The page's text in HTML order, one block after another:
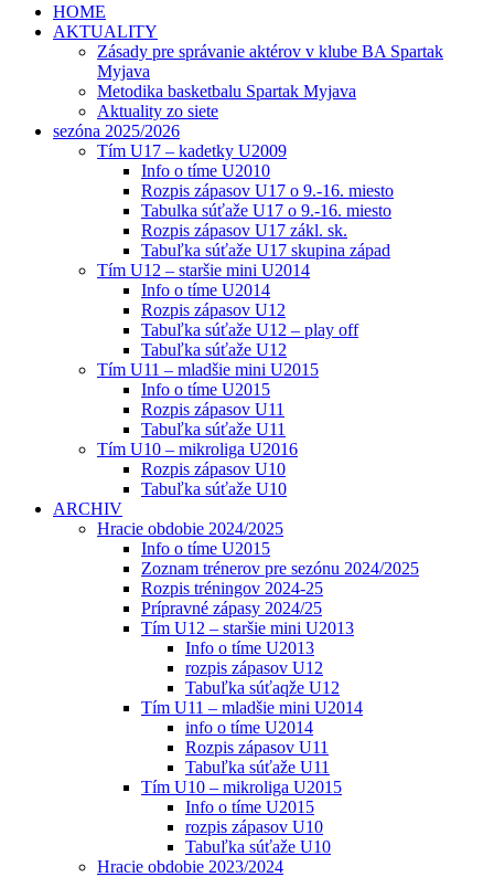
HOME
AKTUALITY
Zásady pre správanie aktérov v klube BA Spartak
Myjava
Metodika basketbalu Spartak Myjava
Aktuality zo siete
sezóna 2025/2026
Tím U17 – kadetky U2009
Info o tíme U2010
Rozpis zápasov U17 o 9.-16. miesto
Tabulka súťaže U17 o 9.-16. miesto
Rozpis zápasov U17 zákl. sk.
Tabuľka súťaže U17 skupina západ
Tím U12 – staršie mini U2014
Info o tíme U2014
Rozpis zápasov U12
Tabuľka súťaže U12 – play off
Tabuľka súťaže U12
Tím U11 – mladšie mini U2015
Info o tíme U2015
Rozpis zápasov U11
Tabuľka súťaže U11
Tím U10 – mikroliga U2016
Rozpis zápasov U10
Tabuľka súťaže U10
ARCHIV
Hracie obdobie 2024/2025
Info o tíme U2015
Zoznam trénerov pre sezónu 2024/2025
Rozpis tréningov 2024-25
Prípravné zápasy 2024/25
Tím U12 – staršie mini U2013
Info o tíme U2013
rozpis zápasov U12
Tabuľka súťaqže U12
Tím U11 – mladšie mini U2014
info o tíme U2014
Rozpis zápasov U11
Tabuľka súťaže U11
Tím U10 – mikroliga U2015
Info o tíme U2015
rozpis zápasov U10
Tabuľka súťaže U10
Hracie obdobie 2023/2024